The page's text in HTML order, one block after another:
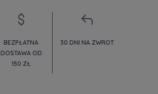
BEZPŁATNA
DOSTAWA OD
150 ZŁ
30 DNI NA ZWROT